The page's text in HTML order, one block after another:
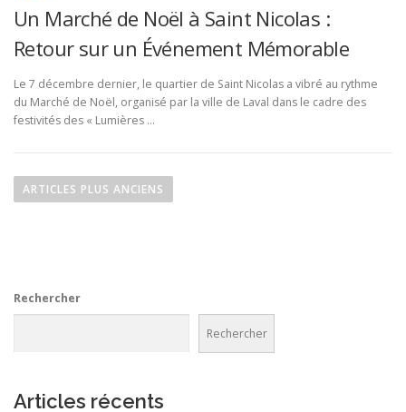
Un Marché de Noël à Saint Nicolas :
Retour sur un Événement Mémorable
Le 7 décembre dernier, le quartier de Saint Nicolas a vibré au rythme
du Marché de Noël, organisé par la ville de Laval dans le cadre des
festivités des « Lumières …
a
t
d
ARTICLES PLUS ANCIENS
Rechercher
Rechercher
Articles récents